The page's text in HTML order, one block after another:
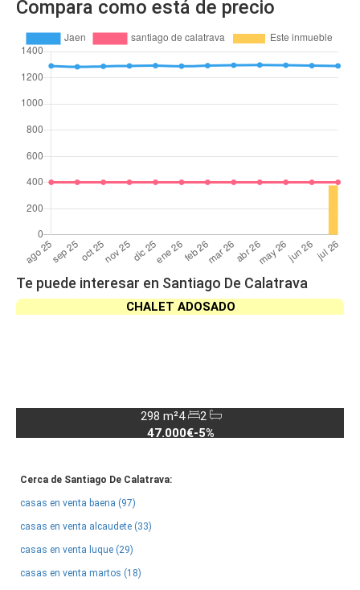
Compara como está de precio
Te puede interesar en Santiago De Calatrava
CHALET ADOSADO
298 m²4
2
47.000€-5%
Cerca de Santiago De Calatrava:
casas en venta baena (97)
casas en venta alcaudete (33)
casas en venta luque (29)
casas en venta martos (18)